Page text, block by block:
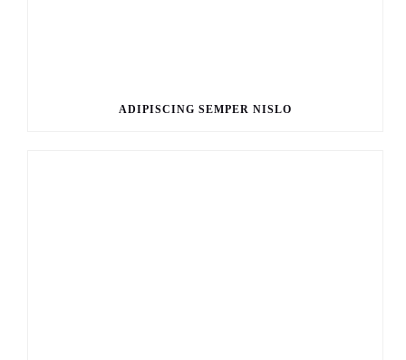
ADIPISCING SEMPER NISLO